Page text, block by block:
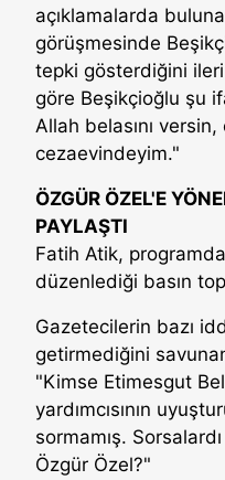
açıklamalarda
görüşmesinde
tepki gösterdiğini
göre Beşikçioğlu şu
Allah belasını
cezaevindeyim."
ÖZGÜR ÖZEL'E
PAYLAŞTI
Fatih Atik,
düzenlediği basın
Gazetecilerin bazı
getirmediğini
"Kimse Etimesgut
yardımcısının
sormamış.
Özgür Özel?"